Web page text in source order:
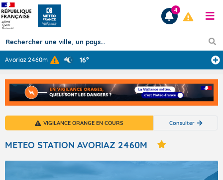
Prévisions
TOUS LES RÉSULTATS
Articles
4
Avoriaz 2460m 16°
VIGILANCE ORANGE EN COURS Consulter
METEO STATION AVORIAZ 2460M